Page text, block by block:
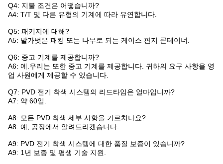
Q4: 지불 조건은 어떻습니까?
A4: T/T 및 다른 유형의 기계에 따라 유연합니다.
Q5: 패키지에 대해?
A5: 발가벗은 패킹 또는 나무로 되는 케이스 판지 콘테이너.
Q6: 중고 기계를 제공합니까?
A6: 예.우리는 또한 중고 기계를 제공합니다. 귀하의 요구 사항을 영
업 사원에게 제공할 수 있습니다.
Q7: PVD 전기 착색 시스템의 리드타임은 얼마입니까?
A7: 약 60일.
A8: 모든 PVD 착색 세부 사항을 가르치나요?
A8: 예, 공장에서 알려드리겠습니다.
A9: PVD 전기 착색 시스템에 대한 품질 보증이 있습니까?
A9: 1년 보증 및 평생 기술 지원.